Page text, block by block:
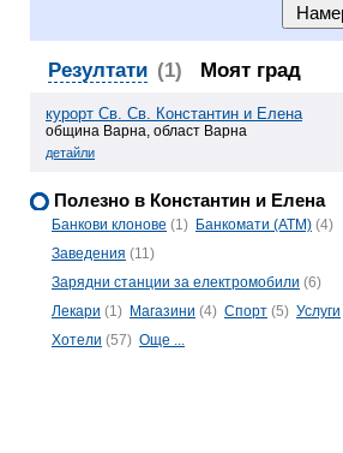
Резултати (1) Моят град
курорт Св. Св. Константин и Елена
община Варна, област Варна
детайли
Полезно в Константин и Елена
Банкови клонове (1) Банкомати (ATM) (4)
Заведения (11)
Зарядни станции за електромобили (6)
Лекари (1) Магазини (4) Спорт (5) Услуги
Хотели (57) Още ...